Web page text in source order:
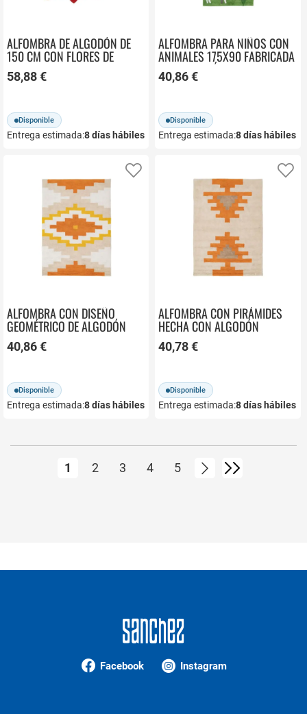
ALFOMBRA DE ALGODÓN DE
150 CM CON FLORES DE
VARIOS COLORES 608539
58,88 €
Disponible
Entrega estimada:8días hábiles
ALFOMBRA PARA NIÑOS CON
ANIMALES 175X90 FABRICADA
CON ALGODÓN 608543
40,86 €
Disponible
Entrega estimada:8días hábiles
ALFOMBRA CON DISEÑO
GEOMÉTRICO DE ALGODÓN
608580
40,86 €
Disponible
Entrega estimada:8días hábiles
ALFOMBRA CON PIRÁMIDES
HECHA CON ALGODÓN
608583
40,78 €
Disponible
Entrega estimada:8días hábiles
Actualmente estás leyendo página
1 Página
2 Página
3 Página
4 Página
5 Página
Siguiente
Página
Facebook Instagram